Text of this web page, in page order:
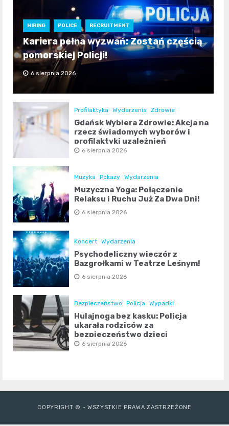
HIRING POLICE RECRUITMENT
Kariera pełna wyzwań: Zostań częścią
pomorskiej Policji!
6 sierpnia 2026
Profilaktyka Wydarzenia Zdrowie
Gdańsk Wybiera Zdrowie: Akcja na
rzecz świadomych wyborów i
profilaktyki uzależnień
6 sierpnia 2026
Muzyka Pokazy Wydarzenia
Muzyczna Yoga: Połączenie
Relaksu i Ruchu Już Za Dwa Dni!
6 sierpnia 2026
Koncert Wydarzenia
Psychodeliczny wieczór z
Bazgrołkami w Teatrze Leśnym!
6 sierpnia 2026
Bezpieczeństwo Policja Wypadki
Hulajnoga bez kasku: Policja
ukarała rodziców za
bezpieczeństwo dzieci
6 sierpnia 2026
COPYRIGHT © - WSZYSTKIE PRAWA ZASTRZEŻONE